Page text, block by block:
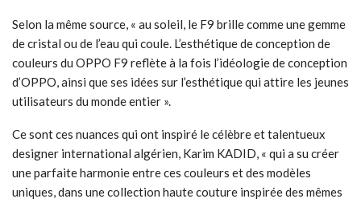
Selon la même source, « au soleil, le F9 brille comme une gemme
de cristal ou de l’eau qui coule. L’esthétique de conception de
couleurs du OPPO F9 reflète à la fois l’idéologie de conception
d’OPPO, ainsi que ses idées sur l’esthétique qui attire les jeunes
utilisateurs du monde entier ».
Ce sont ces nuances qui ont inspiré le célèbre et talentueux
designer international algérien, Karim KADID, « qui a su créer
une parfaite harmonie entre ces couleurs et des modèles
uniques, dans une collection haute couture inspirée des mêmes